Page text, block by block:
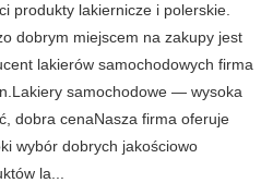
produkty lakiernicze i polerskie.
dobrym miejscem na zakupy jest
lakierów samochodowych firma
samochodowe — wysoka
dobra cenaNasza firma oferuje
wybór dobrych jakościowo
la...